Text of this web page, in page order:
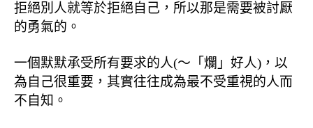
拒絕別人就等於拒絕自己，所以那是需要被討厭
的勇氣的。
一個默默承受所有要求的人(～「爛」好人) ，以
為自己很重要，其實往往成為最不受重視的人而
不自知。